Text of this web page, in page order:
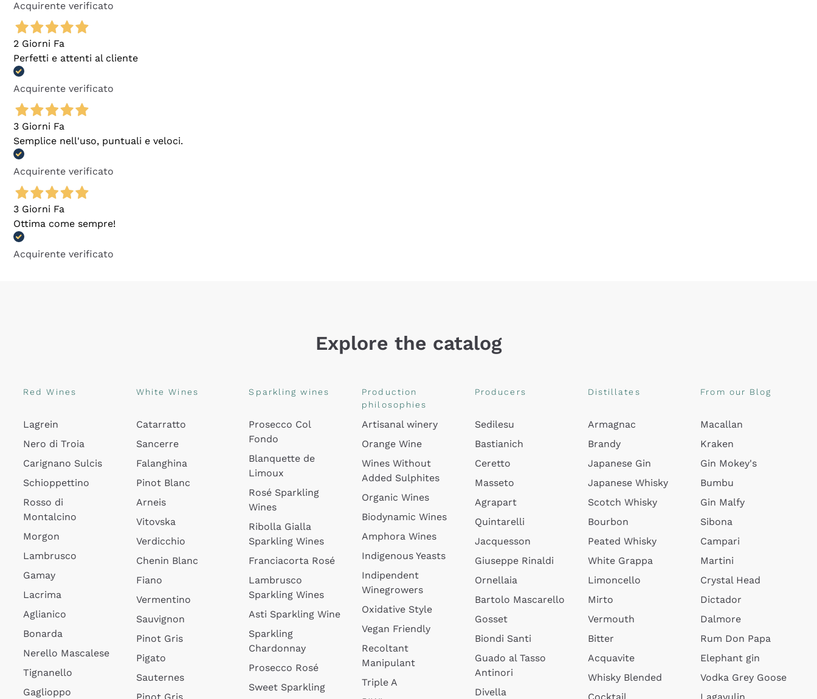
Acquirente verificato
2 Giorni Fa
Perfetti e attenti al cliente
Acquirente verificato
3 Giorni Fa
Semplice nell'uso, puntuali e veloci.
Acquirente verificato
3 Giorni Fa
Ottima come sempre!
Acquirente verificato
Explore the catalog
Red Wines
Lagrein
Nero di Troia
Carignano Sulcis
Schioppettino
Rosso di
Montalcino
Morgon
Lambrusco
Gamay
Lacrima
Aglianico
Bonarda
Nerello Mascalese
Tignanello
Gaglioppo
White Wines
Catarratto
Sancerre
Falanghina
Pinot Blanc
Arneis
Vitovska
Verdicchio
Chenin Blanc
Fiano
Vermentino
Sauvignon
Pinot Gris
Pigato
Sauternes
Sparkling wines
Prosecco Col
Fondo
Blanquette de
Limoux
Rosé Sparkling
Wines
Ribolla Gialla
Sparkling Wines
Franciacorta Rosé
Lambrusco
Sparkling Wines
Asti Sparkling Wine
Sparkling
Chardonnay
Prosecco Rosé
Sweet Sparkling
Production
philosophies
Artisanal winery
Orange Wine
Wines Without
Added Sulphites
Organic Wines
Biodynamic Wines
Amphora Wines
Indigenous Yeasts
Indipendent
Winegrowers
Oxidative Style
Vegan Friendly
Recoltant
Manipulant
Triple A
Producers
Sedilesu
Bastianich
Ceretto
Masseto
Agrapart
Quintarelli
Jacquesson
Giuseppe Rinaldi
Ornellaia
Bartolo Mascarello
Gosset
Biondi Santi
Guado al Tasso
Antinori
Divella
Distillates
Armagnac
Brandy
Japanese Gin
Japanese Whisky
Scotch Whisky
Bourbon
Peated Whisky
White Grappa
Limoncello
Mirto
Vermouth
Bitter
Acquavite
Whisky Blended
From our Blog
Macallan
Kraken
Gin Mokey's
Bumbu
Gin Malfy
Sibona
Campari
Martini
Crystal Head
Dictador
Dalmore
Rum Don Papa
Elephant gin
Vodka Grey Goose